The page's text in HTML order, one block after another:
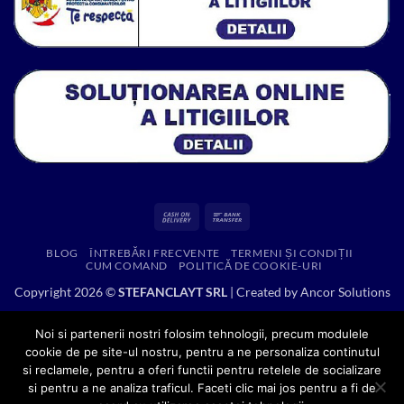
Cash
Delivery
BLOG ÎNTREBĂRI FRECVENTE
TERMENI ȘI CONDIȚII
CUM COMAND
POLITICĂ DE COOKIE-URI
Copyright 2026 ©STEFANCLAYT SRL| Created byAncor Solutions
Noi si partenerii nostri folosim tehnologii, precum modulele
cookie de pe site-ul nostru, pentru a ne personaliza continutul
si reclamele, pentru a oferi functii pentru retelele de socializare
si pentru a ne analiza traficul. Faceti clic mai jos pentru a fi de